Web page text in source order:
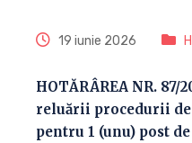
19 iunie 2026
HOTĂRÂREA NR.
reluării procedurii
pentru 1 (unu) post